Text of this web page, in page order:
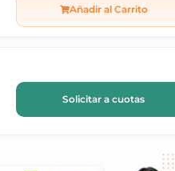
Añadir al Carrito
Solicitar a cuotas